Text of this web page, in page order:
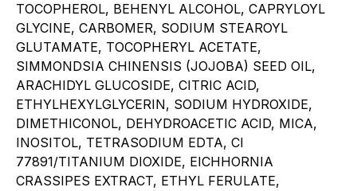
TOCOPHEROL, BEHENYL ALCOHOL, CAPRYLOYL
GLYCINE, CARBOMER, SODIUM STEAROYL
GLUTAMATE, TOCOPHERYL ACETATE,
SIMMONDSIA CHINENSIS (JOJOBA) SEED OIL,
ARACHIDYL GLUCOSIDE, CITRIC ACID,
ETHYLHEXYLGLYCERIN, SODIUM HYDROXIDE,
DIMETHICONOL, DEHYDROACETIC ACID, MICA,
INOSITOL, TETRASODIUM EDTA, CI
77891/TITANIUM DIOXIDE, EICHHORNIA
CRASSIPES EXTRACT, ETHYL FERULATE,